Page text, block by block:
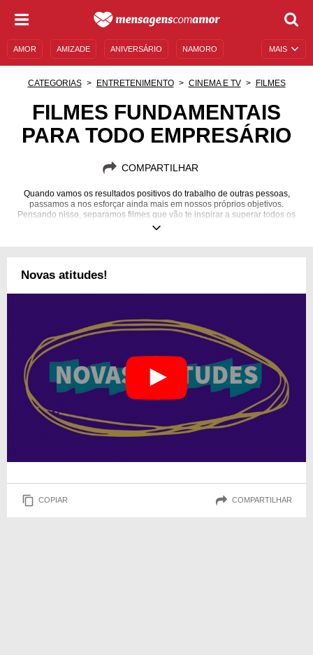
MAIS
AMOR AMIZADE ANIVERSÁRIO NAMORO
MENSAGENS E FRASES MENSAGENS DE ANIVERSÁRIO
CATEGORIAS ENTRETENIMENTO CINEMA E TV FILMES
FILMES FUNDAMENTAIS
PARA TODO EMPRESÁRIO
COMPARTILHAR
Quando vamos os resultados positivos do trabalho de outras pessoas,
passamos a nos esforçar ainda mais em nossos próprios objetivos.
Pensando nisso, separamos filmes que vão te inspirar a superar todos os
obstáculos em sua carreira.
Novas atitudes!
COPIAR COMPARTILHAR